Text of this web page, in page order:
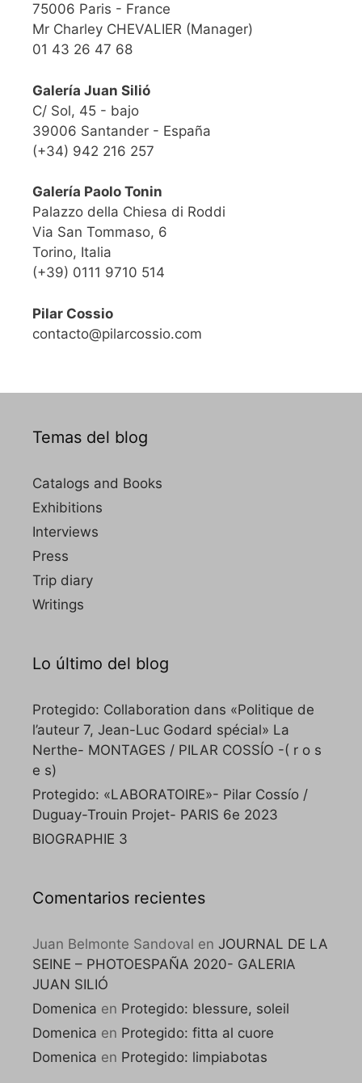
75006 Paris - France
Mr Charley CHEVALIER (Manager)
01 43 26 47 68
Galería Juan Silió
C/ Sol, 45 - bajo
39006 Santander - España
(+34) 942 216 257
Galería Paolo Tonin
Palazzo della Chiesa di Roddi
Via San Tommaso, 6
Torino, Italia
(+39) 0111 9710 514
Pilar Cossio
contacto@pilarcossio.com
Temas del blog
Catalogs and Books
Exhibitions
Interviews
Press
Trip diary
Writings
Lo último del blog
Protegido: Collaboration dans «Politique de
l’auteur 7, Jean-Luc Godard spécial» La
Nerthe- MONTAGES / PILAR COSSÍO -( r o s
e s)
Protegido: «LABORATOIRE»- Pilar Cossío /
Duguay-Trouin Projet- PARIS 6e 2023
BIOGRAPHIE 3
Comentarios recientes
Juan Belmonte Sandoval en JOURNAL DE LA
SEINE – PHOTOESPAÑA 2020- GALERIA
JUAN SILIÓ
Domenica en Protegido: blessure, soleil
Domenica en Protegido: fitta al cuore
Domenica en Protegido: limpiabotas